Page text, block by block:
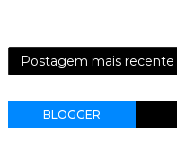
Postagem mais recente
BLOGGER